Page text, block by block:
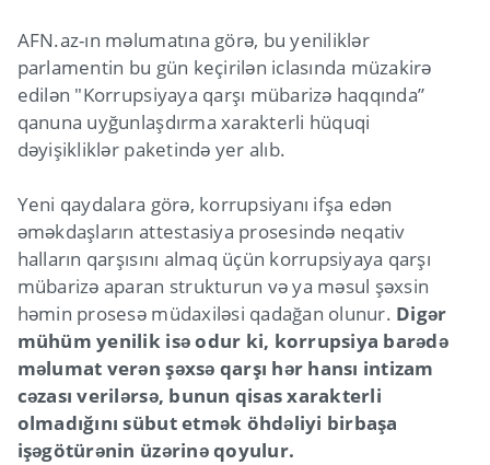
AFN.az-ın məlumatına görə, bu yeniliklər
parlamentin bu gün keçirilən iclasında müzakirə
edilən "Korrupsiyaya qarşı mübarizə haqqında”
qanuna uyğunlaşdırma xarakterli hüquqi
dəyişikliklər paketində yer alıb.
Yeni qaydalara görə, korrupsiyanı ifşa edən
əməkdaşların attestasiya prosesində neqativ
halların qarşısını almaq üçün korrupsiyaya qarşı
mübarizə aparan strukturun və ya məsul şəxsin
həmin prosesə müdaxiləsi qadağan olunur. Digər
mühüm yenilik isə odur ki, korrupsiya barədə
məlumat verən şəxsə qarşı hər hansı intizam
cəzası verilərsə, bunun qisas xarakterli
olmadığını sübut etmək öhdəliyi birbaşa
işəgötürənin üzərinə qoyulur.